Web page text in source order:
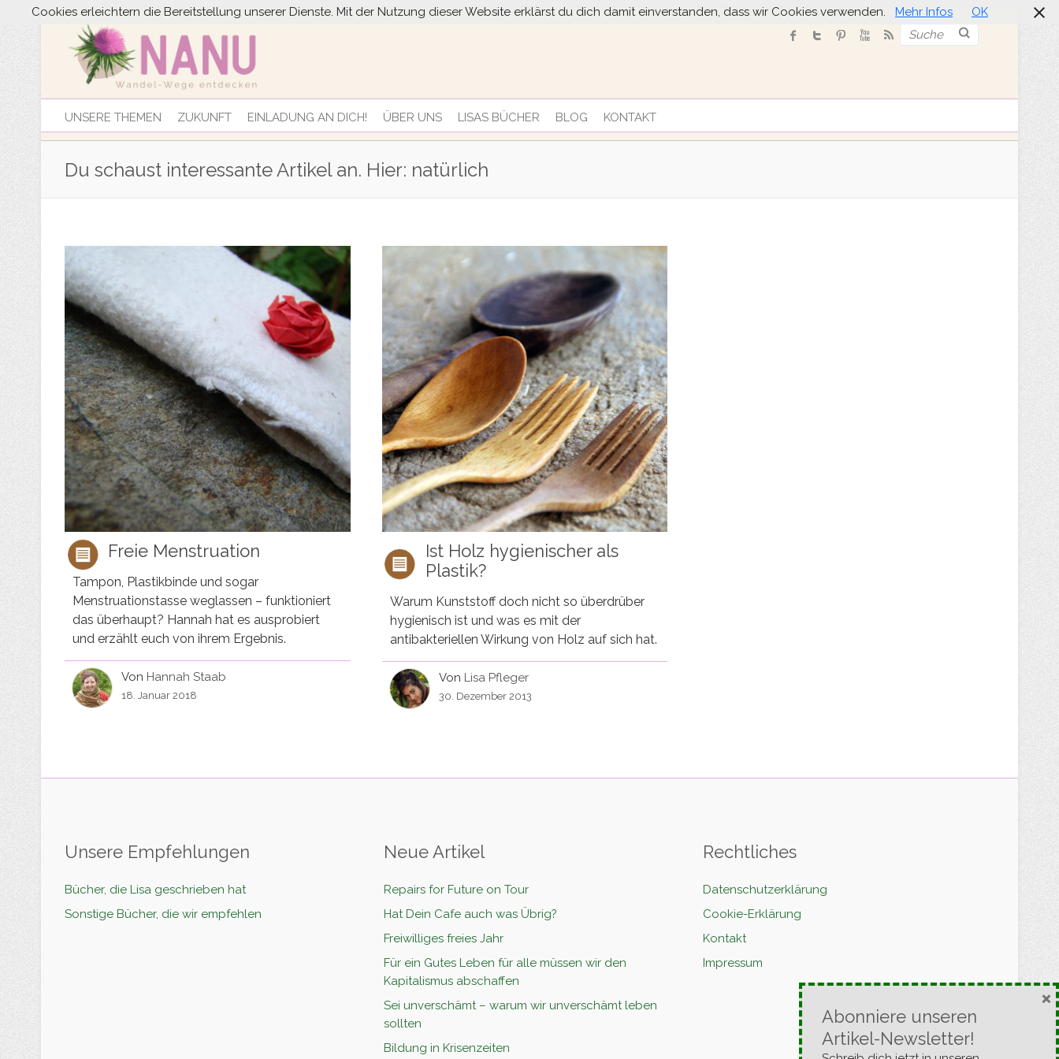
Suche
UNSERE THEMEN ZUKUNFT EINLADUNG AN DICH! ÜBER UNS LISAS BÜCHER BLOG KONTAKT
Du schaust interessante Artikel an. Hier: natürlich
Freie Menstruation
Tampon, Plastikbinde und sogar
Menstruationstasse weglassen – funktioniert
das überhaupt? Hannah hat es ausprobiert
und erzählt euch von ihrem Ergebnis.
Von Hannah Staab
18. Januar 2018
Ist Holz hygienischer als
Plastik?
Warum Kunststoff doch nicht so überdrüber
hygienisch ist und was es mit der
antibakteriellen Wirkung von Holz auf sich hat.
Von Lisa Pfleger
30. Dezember 2013
Unsere Empfehlungen
Bücher, die Lisa geschrieben hat
Sonstige Bücher, die wir empfehlen
Neue Artikel
Repairs for Future on Tour
Hat Dein Cafe auch was Übrig?
Freiwilliges freies Jahr
Für ein Gutes Leben für alle müssen wir den
Kapitalismus abschaffen
Sei unverschämt – warum wir unverschämt leben
sollten
Bildung in Krisenzeiten
Rechtliches
Datenschutzerklärung
Cookie-Erklärung
Kontakt
Impressum
Cookies erleichtern die Bereitstellung unserer Dienste. Mit der Nutzung dieser Website erklärst du dich damit einverstanden, dass wir Cookies verwenden. Mehr Infos OK
Abonniere unseren
Artikel-Newsletter!
×